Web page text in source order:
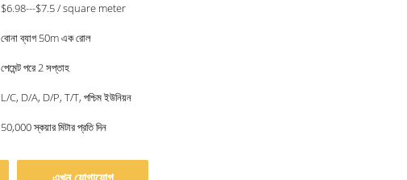
$6.98---$7.5 / square meter
বোনা ব্যাগ 50m এক রোল
পেমেন্ট পরে 2 সপ্তাহ
L/C, D/A, D/P, T/T, পশ্চিম ইউনিয়ন
50,000 স্কয়ার মিটার প্রতি দিন